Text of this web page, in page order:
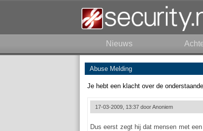
Nieuws
Abuse Melding
Je hebt een klacht over de
17-03-2009, 13:37 doorAnoniem
Dus eerst zegt hij dat mensen met